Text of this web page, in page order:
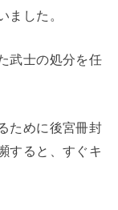
ました。
武士の処分を任
ために後宮冊封
すると、すぐキ